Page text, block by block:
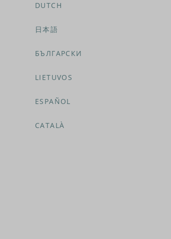
DUTCH
日本語
БЪЛГАРСКИ
LIETUVOS
ESPAÑOL
CATALÀ